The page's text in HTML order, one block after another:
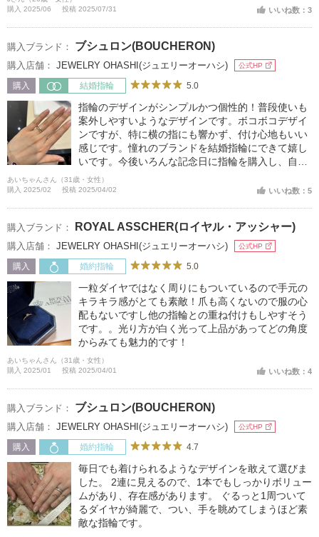
購入 2025/06
投稿 2025/07/31 いいね数：3
購入ブランド： ブシュロン(BOUCHERON)
購入店舗： JEWELRY OHASHI(ジュエリーオーハシ) 公式HP
購入 結婚指輪 5.0
指輪のデザインがシンプルかつ個性的！普段使いも
案外しやすいようなデザインです。ボコボコデザイ
ンですが、特に横の指にも響かず、付け心地もいい
感じです。憧れのブランドを結婚指輪にできて嬉し
いです。今後いろんな記念日に指輪を購入し、自分
だけのブシュロンの重ね付けを楽しみたいです♪
あいちゃんさん（31歳・女性）
購入 2025/02
投稿 2025/04/02 いいね数：5
購入ブランド： ROYAL ASSCHER(ロイヤル・アッシャー)
購入店舗： JEWELRY OHASHI(ジュエリーオーハシ) 公式HP
購入 婚約指輪 5.0
一粒ダイヤではなく周りにもついているので手元の
キラキラ感がとても素敵！爪も高くないので服の心
配もないですし他の指輪との重ね付けもしやすそう
です。。光り方が白く光って上品があってどの角度
からみても魅力的です！
あいちゃんさん（31歳・女性）
購入 2025/01
投稿 2025/04/01 いいね数：4
購入ブランド： ブシュロン(BOUCHERON)
購入店舗： JEWELRY OHASHI(ジュエリーオーハシ) 公式HP
購入 婚約指輪 4.7
毎日でも着けられるようなデザインを敢えて選びま
した。 2連に見えるので、1本でもしっかりボリュー
ムがあり、存在感があります。 ぐるっと1周ついて
るダイヤが綺麗で、つい、手を眺めてしまうほど素
敵な指輪です。